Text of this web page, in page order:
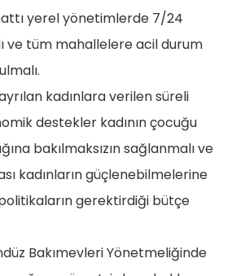
yerel yönetimlerde 7/24
ve tüm mahallelere acil durum
kadınlara verilen süreli
destekler kadının çocuğu
bakılmaksızın sağlanmalı ve
kadınların güçlenebilmelerine
gerektirdiği bütçe
Bakımevleri Yönetmeliğinde